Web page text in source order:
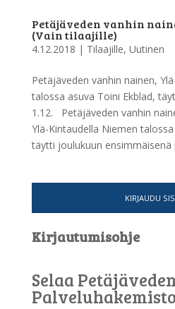
Petäjäveden vanhin
(Vain tilaajille)
4.12.2018 | Tilaajille, Uutinen
Petäjäveden vanhin nainen,
talossa asuva Toini Ekblad,
1.12. Petäjäveden vanhin
Ylä-Kintaudella Niemen
täytti joulukuun ensimmäisenä
KIRJAUDU
Kirjautumisohje
Selaa Petäjäveden